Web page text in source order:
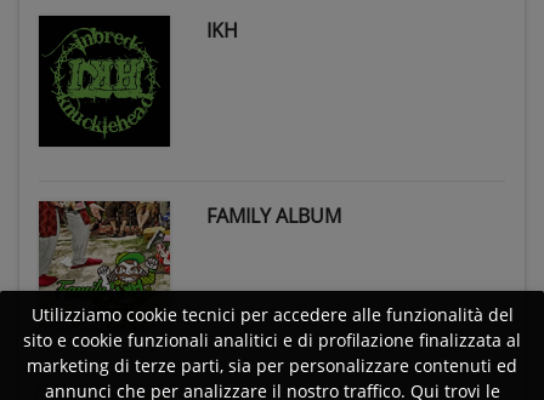
IKH
FAMILY ALBUM
Utilizziamo cookie tecnici per accedere alle funzionalità del
sito e cookie funzionali analitici e di profilazione finalizzata al
marketing di terze parti, sia per personalizzare contenuti ed
annunci che per analizzare il nostro traffico. Qui trovi le